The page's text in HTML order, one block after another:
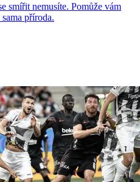
smířit nemusíte. Pomůže vám
příroda.